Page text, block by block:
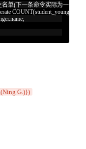
名单(下一条命令实际为一行)
COUNT(student_younger
.name;
G.)})